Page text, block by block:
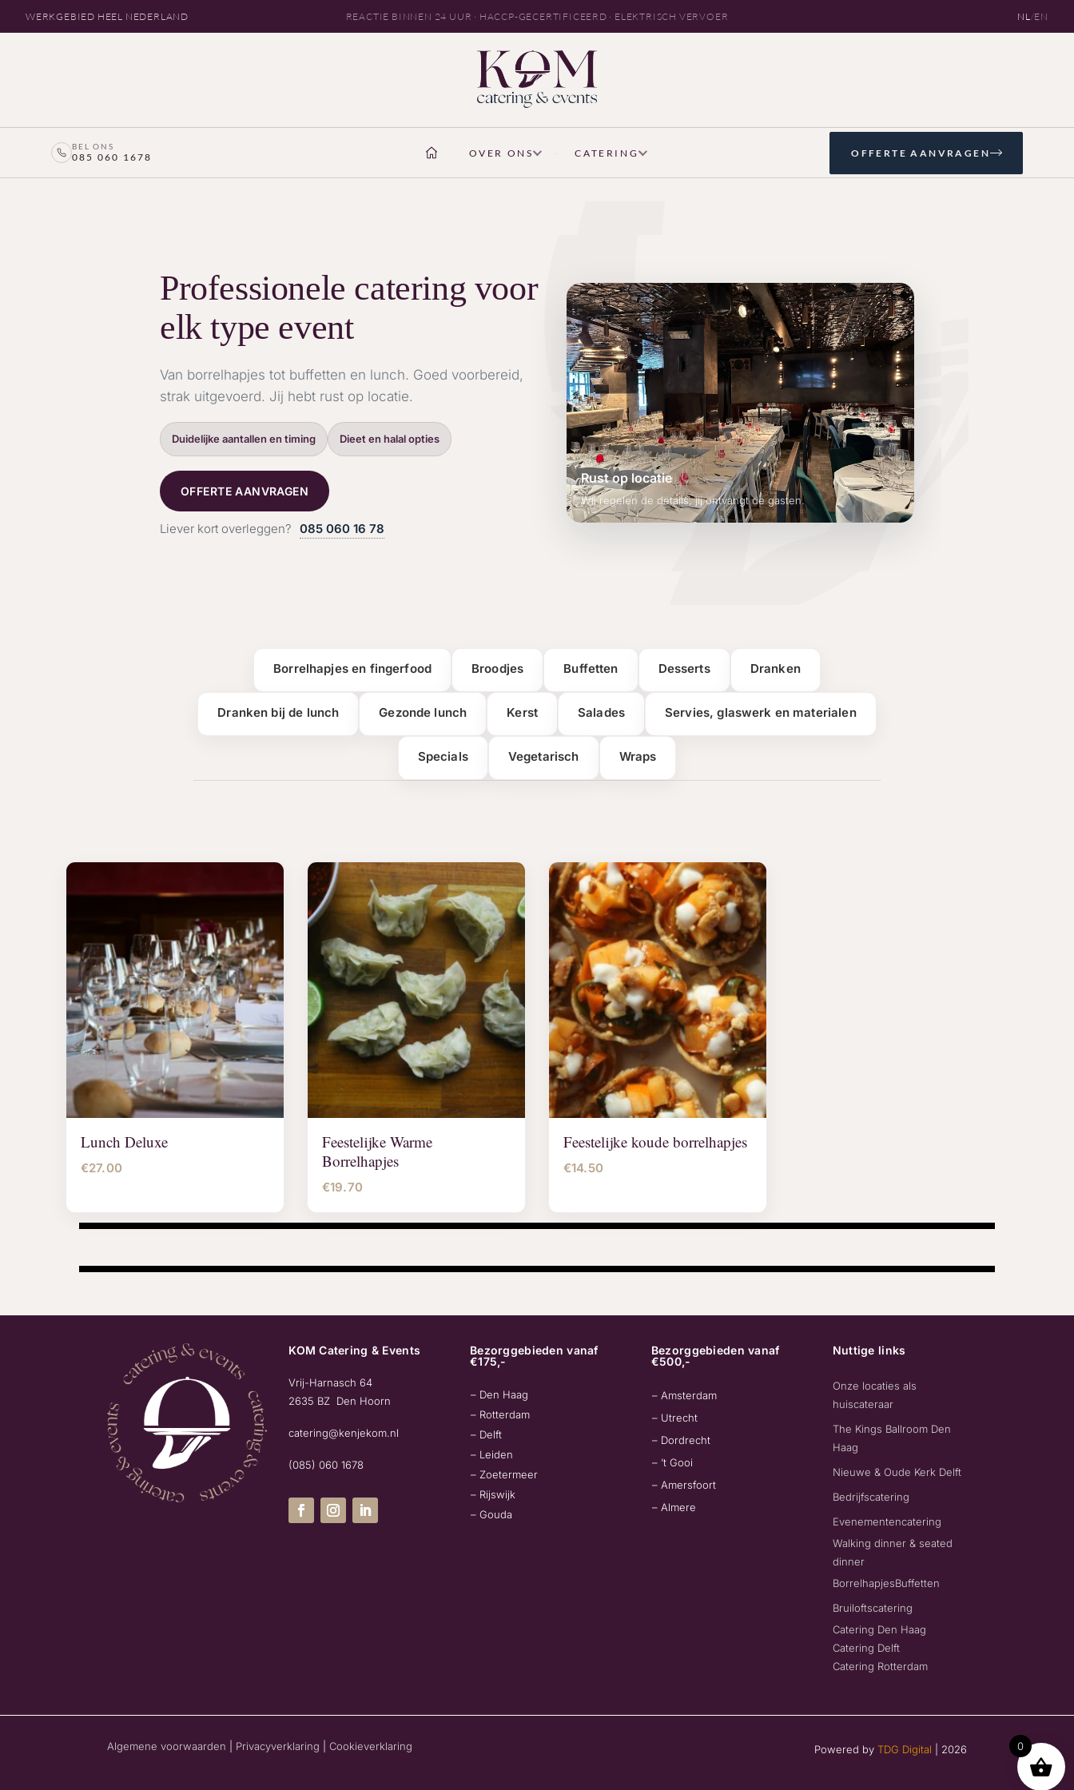
WERKGEBIED HEEL NEDERLAND REACTIE BINNEN 24 UUR · HACCP-GECERTIFICEERD · ELEKTRISCH VERVOER NL/EN
BEL ONS
085 060 1678 OVER ONS CATERING OFFERTE AANVRAGEN
Professionele catering voor
elk type event
Van borrelhapjes tot buffetten en lunch. Goed voorbereid,
strak uitgevoerd. Jij hebt rust op locatie.
Duidelijke aantallen en timing Dieet en halal opties
OFFERTE AANVRAGEN
Liever kort overleggen? 085 060 16 78
Rust op locatie
Wij regelen de details, jij ontvangt de gasten.
Borrelhapjes en fingerfood Broodjes Buffetten Desserts Dranken
Dranken bij de lunch Gezonde lunch Kerst Salades Servies, glaswerk en materialen
Specials Vegetarisch Wraps
Lunch Deluxe
€27.00
Feestelijke Warme
Borrelhapjes
€19.70
Feestelijke koude borrelhapjes
€14.50
KOM Catering & Events
Vrij-Harnasch 64
2635 BZ Den Hoorn
catering@kenjekom.nl
(085) 060 1678
Bezorggebieden vanaf
€175,-
– Den Haag
– Rotterdam
– Delft
– Leiden
– Zoetermeer
– Rijswijk
– Gouda
Bezorggebieden vanaf
€500,-
– Amsterdam
– Utrecht
– Dordrecht
– ’t Gooi
– Amersfoort
– Almere
Nuttige links
Onze locaties als
huiscateraar
The Kings Ballroom Den
Haag
Nieuwe & Oude Kerk Delft
Bedrijfscatering
Evenementencatering
Walking dinner & seated
dinner
BorrelhapjesBuffetten
Bruiloftscatering
Catering Den Haag
Catering Delft
Catering Rotterdam
Algemene voorwaarden Privacyverklaring |Cookieverklaring Powered by TDG Digital | 2026 0